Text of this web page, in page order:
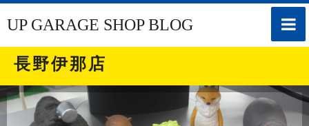
toggle
UP GARAGE SHOP BLOG
長野伊那店